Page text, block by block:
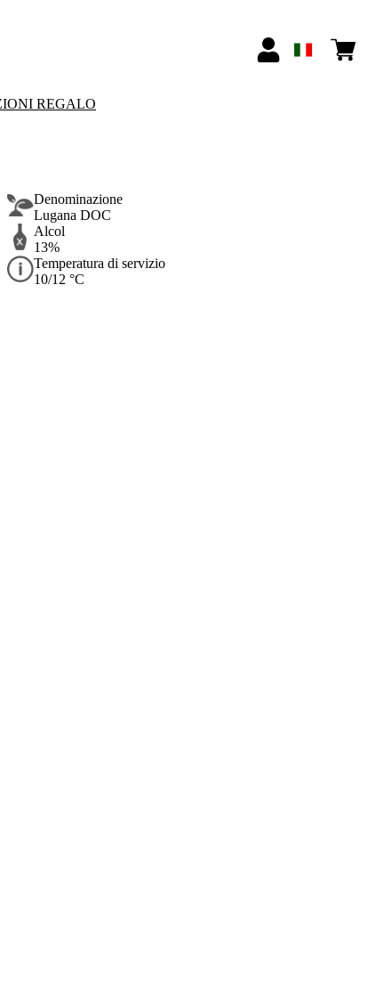
REGALO
Denominazione
Lugana DOC
Alcol
13%
Temperatura di servizio
10/12 °C